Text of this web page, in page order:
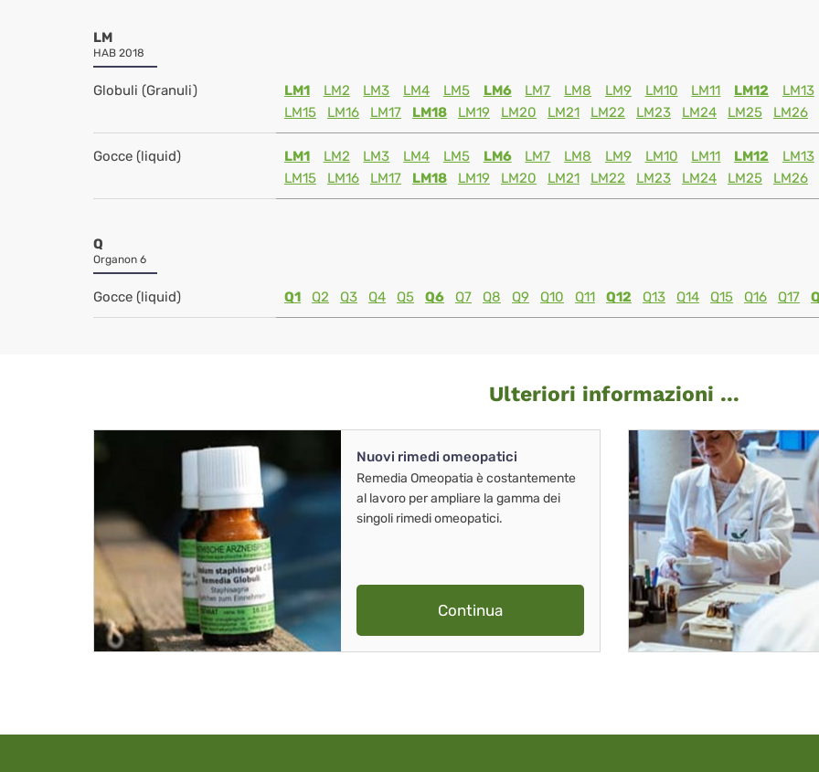
LM
HAB 2018
Globuli (Granuli) LM1 LM2 LM3 LM4 LM5 LM6 LM7 LM8 LM9 LM10 LM11 LM12 LM13
LM15
LM16 LM17 LM18 LM19 LM20 LM21 LM22 LM23 LM24 LM25 LM26
Gocce (liquid) LM1 LM2 LM3 LM4 LM5 LM6 LM7 LM8 LM9 LM10 LM11 LM12 LM13
LM15
LM16 LM17 LM18 LM19 LM20 LM21 LM22 LM23 LM24 LM25 LM26
Q
Organon 6
Gocce (liquid) Q1 Q2 Q3 Q4 Q5 Q6 Q7 Q8 Q9 Q10 Q11 Q12 Q13 Q14 Q15 Q16 Q17
Ulteriori informazioni ...
Nuovi rimedi omeopatici
Remedia Omeopatia è costantemente
al lavoro per ampliare la gamma dei
singoli rimedi omeopatici.
Continua